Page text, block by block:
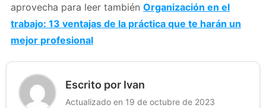
aprovecha para leer también Organización en el
trabajo: 13 ventajas de la práctica que te harán un
mejor profesional
Escrito por Ivan
Actualizado en 19 de octubre de 2023